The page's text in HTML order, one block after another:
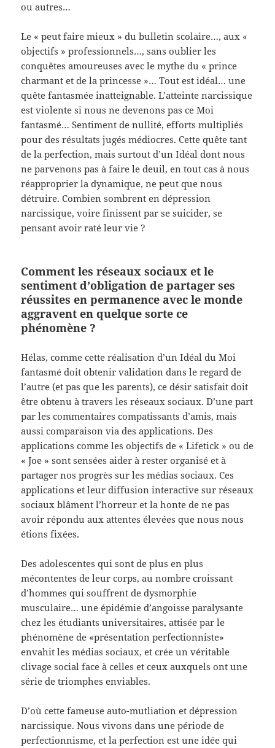
ou autres…
Le « peut faire mieux » du bulletin scolaire…, aux «
objectifs » professionnels…, sans oublier les
conquêtes amoureuses avec le mythe du « prince
charmant et de la princesse »… Tout est idéal… une
quête fantasmée inatteignable. L’atteinte narcissique
est violente si nous ne devenons pas ce Moi
fantasmé… Sentiment de nullité, efforts multipliés
pour des résultats jugés médiocres. Cette quête tant
de la perfection, mais surtout d’un Idéal dont nous
ne parvenons pas à faire le deuil, en tout cas à nous
réapproprier la dynamique, ne peut que nous
détruire. Combien sombrent en dépression
narcissique, voire finissent par se suicider, se
pensant avoir raté leur vie ?
Comment les réseaux sociaux et le
sentiment d’obligation de partager ses
réussites en permanence avec le monde
aggravent en quelque sorte ce
phénomène ?
Hélas, comme cette réalisation d’un Idéal du Moi
fantasmé doit obtenir validation dans le regard de
l’autre (et pas que les parents), ce désir satisfait doit
être obtenu à travers les réseaux sociaux. D’une part
par les commentaires compatissants d’amis, mais
aussi comparaison via des applications. Des
applications comme les objectifs de « Lifetick » ou de
« Joe » sont sensées aider à rester organisé et à
partager nos progrès sur les médias sociaux. Ces
applications et leur diffusion interactive sur réseaux
sociaux blâment l’horreur et la honte de ne pas
avoir répondu aux attentes élevées que nous nous
étions fixées.
Des adolescentes qui sont de plus en plus
mécontentes de leur corps, au nombre croissant
d’hommes qui souffrent de dysmorphie
musculaire… une épidémie d’angoisse paralysante
chez les étudiants universitaires, attisée par le
phénomène de «présentation perfectionniste»
envahit les médias sociaux, et crée un véritable
clivage social face à celles et ceux auxquels ont une
série de triomphes enviables.
D’où cette fameuse auto-mutliation et dépression
narcissique. Nous vivons dans une période de
perfectionnisme, et la perfection est une idée qui